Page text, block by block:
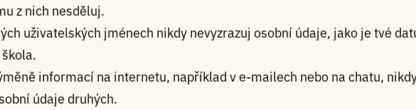
z nich nesděluj.
uživatelských jménech nikdy nevyzrazuj osobní údaje, jako je tvé
informací na internetu, například v e-mailech nebo na chatu,
údaje druhých.